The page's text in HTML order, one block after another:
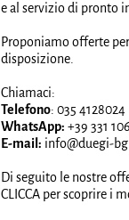
e al servizio di pronto
Proponiamo offerte
disposizione.
Chiamaci:
Telefono: 035 4128024
WhatsApp: +39 331
E-mail: info@duegi-
Di seguito le nostre
CLICCA per scoprire i